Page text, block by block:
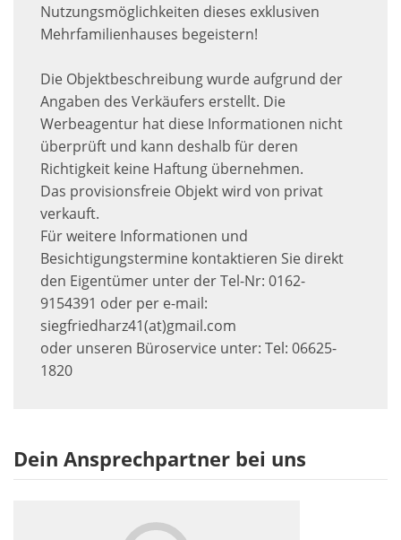
Nutzungsmöglichkeiten dieses exklusiven
Mehrfamilienhauses begeistern!
Die Objektbeschreibung wurde aufgrund der
Angaben des Verkäufers erstellt. Die
Werbeagentur hat diese Informationen nicht
überprüft und kann deshalb für deren
Richtigkeit keine Haftung übernehmen.
Das provisionsfreie Objekt wird von privat
verkauft.
Für weitere Informationen und
Besichtigungstermine kontaktieren Sie direkt
den Eigentümer unter der Tel-Nr: 0162-
9154391 oder per e-mail:
siegfriedharz41(at)gmail.com
oder unseren Büroservice unter: Tel: 06625-
1820
Dein Ansprechpartner bei uns